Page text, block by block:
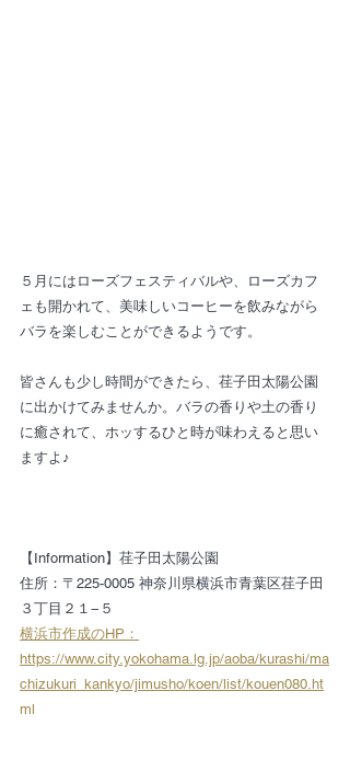
５月にはローズフェスティバルや、ローズカフ
ェも開かれて、美味しいコーヒーを飲みながら
バラを楽しむことができるようです。
皆さんも少し時間ができたら、荏子田太陽公園
に出かけてみませんか。バラの香りや土の香り
に癒されて、ホッするひと時が味わえると思い
ますよ♪
【Information】荏子田太陽公園
住所：〒225-0005 神奈川県横浜市青葉区荏子田
３丁目２１−５
横浜市作成のHP：
https://www.city.yokohama.lg.jp/aoba/kurashi/ma
chizukuri_kankyo/jimusho/koen/list/kouen080.ht
ml